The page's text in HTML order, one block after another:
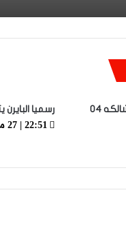
تابع مباراة بايرن ميونخ وشالكه 04
رسميا
22:51 | 27 مارس، 2019